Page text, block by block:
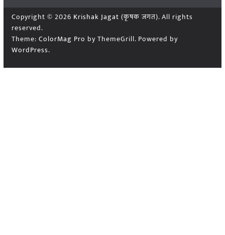
Copyright © 2026 Krishak Jagat (कृषक जगत). All rights
reserved.
Theme: ColorMag Pro by ThemeGrill. Powered by
WordPress.